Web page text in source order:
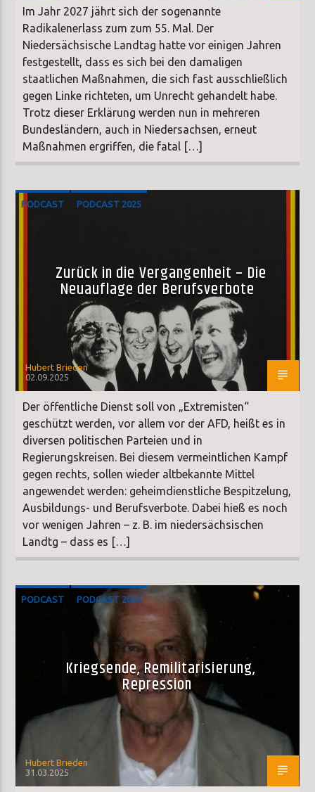
Im Jahr 2027 jährt sich der sogenannte
Radikalenerlass zum zum 55. Mal. Der
Niedersächsische Landtag hatte vor einigen Jahren
festgestellt, dass es sich bei den damaligen
staatlichen Maßnahmen, die sich fast ausschließlich
gegen Linke richteten, um Unrecht gehandelt habe.
Trotz dieser Erklärung werden nun in mehreren
Bundesländern, auch in Niedersachsen, erneut
Maßnahmen ergriffen, die fatal […]
PODCAST PODCAST 2025
Zurück in die Vergangenheit – Die
Neuauflage der Berufsverbote
Hubert Brieden
02.09.2025
Der öffentliche Dienst soll von „Extremisten“
geschützt werden, vor allem vor der AFD, heißt es in
diversen politischen Parteien und in
Regierungskreisen. Bei diesem vermeintlichen Kampf
gegen rechts, sollen wieder altbekannte Mittel
angewendet werden: geheimdienstliche Bespitzelung,
Ausbildungs- und Berufsverbote. Dabei hieß es noch
vor wenigen Jahren – z. B. im niedersächsischen
Landtg – dass es […]
PODCAST PODCAST 2025
Kriegsende, Remilitarisierung,
Repression
Hubert Brieden
31.03.2025